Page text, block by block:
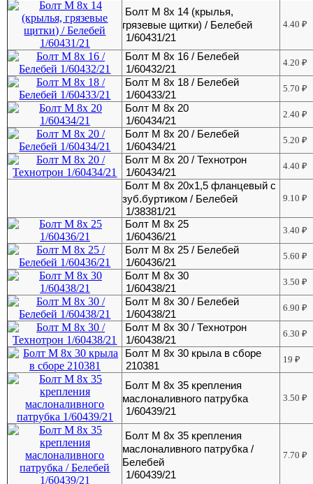
Болт М 8х 14 (крылья,
грязевые щитки) / Белебей
1/60431/21
4.40₽
Болт М 8х 16 / Белебей
1/60432/21
4.20₽
Болт М 8х 18 / Белебей
1/60433/21
5.70₽
Болт М 8х 20
1/60434/21
2.40₽
Болт М 8х 20 / Белебей
1/60434/21
5.20₽
Болт М 8х 20 / Технотрон
1/60434/21
4.40₽
Болт М 8х 20х1,5 фланцевый с
зуб.буртиком / Белебей
1/38381/21
9.10₽
Болт М 8х 25
1/60436/21
3.40₽
Болт М 8х 25 / Белебей
1/60436/21
5.60₽
Болт М 8х 30
1/60438/21
3.50₽
Болт М 8х 30 / Белебей
1/60438/21
6.90₽
Болт М 8х 30 / Технотрон
1/60438/21
6.30₽
Болт М 8х 30 крыла в сборе
210381
19₽
Болт М 8х 35 крепления
маслоналивного патрубка
1/60439/21
3.50₽
Болт М 8х 35 крепления
маслоналивного патрубка /
Белебей
1/60439/21
7.70₽